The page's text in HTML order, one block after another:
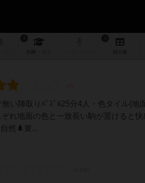
戦略 ・コツ
い陣取りﾊﾟｽﾞﾙ25分4人・色タイル(地
れ地面の色と一致長い駒が置けると快
然🌲黄...